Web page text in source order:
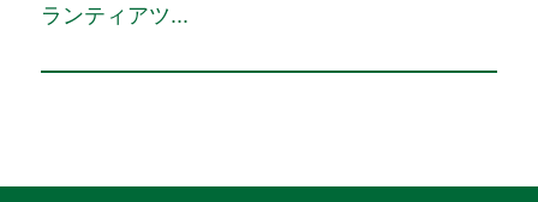
ランティアツ...